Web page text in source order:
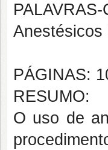
PALAVRAS-
Anestésicos
PÁGINAS:
RESUMO:
O uso de